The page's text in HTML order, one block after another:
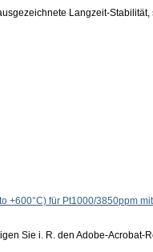
Langzeit-
+600°C) für Pt1000/3850ppm
Sie i. R. den Adobe-Acrobat-